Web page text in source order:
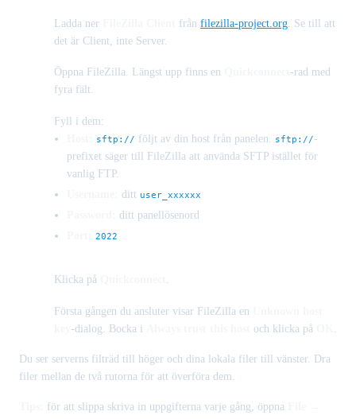
Ladda ner från filezilla-project.org . Se till att
det är Client, inte Server.
Öppna FileZilla. Längst upp finns en
-rad med
fyra fält.
Fyll i dem:
sftp:// följt av din host från panelen. sftp://-
prefixet säger till FileZilla att använda SFTP istället för
vanlig FTP.
ditt user_xxxxxx
ditt panellösenord
2022
Klicka på .
Första gången du ansluter visar FileZilla en
-dialog. Bocka i och klicka på
Du ser serverns filträd till höger och dina lokala filer till vänster. Dra
filer mellan de två rutorna för att överföra dem.
för att slippa skriva in uppgifterna varje gång, öppna